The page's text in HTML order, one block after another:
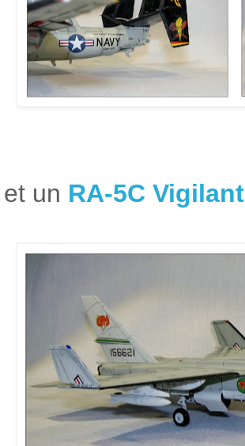
et un RA-5C